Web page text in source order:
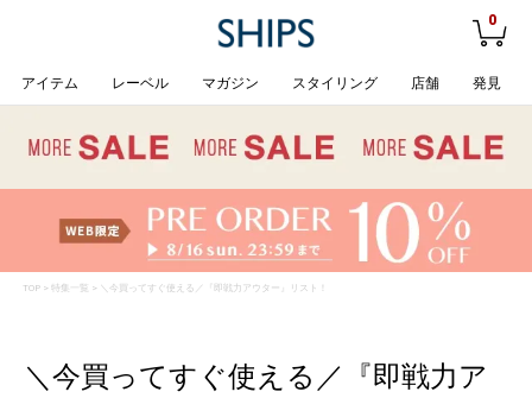
0
アイテム レーベル マガジン スタイリング 店舗 発見
TOP> 特集一覧 > ＼今買ってすぐ使える／『即戦力アウター』リスト！
＼今買ってすぐ使える／『即戦力ア